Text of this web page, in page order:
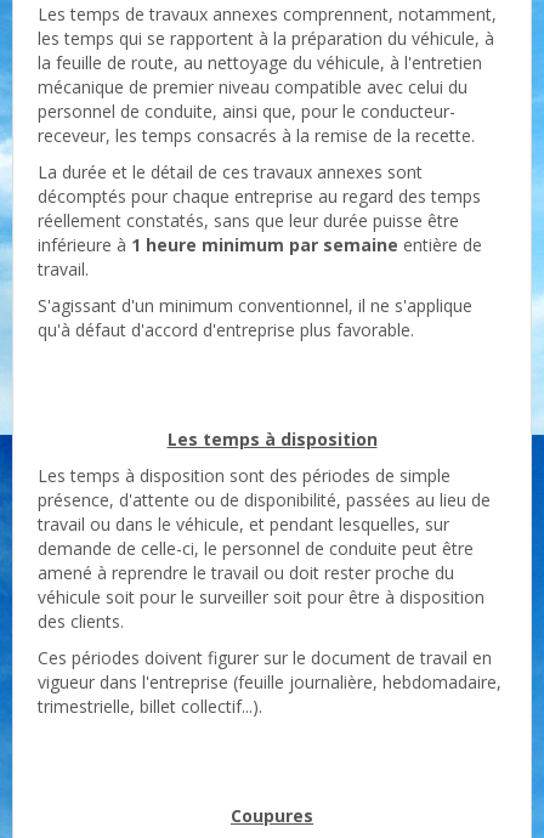
Les temps de travaux annexes comprennent, notamment,
les temps qui se rapportent à la préparation du véhicule, à
la feuille de route, au nettoyage du véhicule, à l'entretien
mécanique de premier niveau compatible avec celui du
personnel de conduite, ainsi que, pour le conducteur-
receveur, les temps consacrés à la remise de la recette.
La durée et le détail de ces travaux annexes sont
décomptés pour chaque entreprise au regard des temps
réellement constatés, sans que leur durée puisse être
inférieure à 1 heure minimum par semaine entière de
travail.
S'agissant d'un minimum conventionnel, il ne s'applique
qu'à défaut d'accord d'entreprise plus favorable.
Les temps à disposition
Les temps à disposition sont des périodes de simple
présence, d'attente ou de disponibilité, passées au lieu de
travail ou dans le véhicule, et pendant lesquelles, sur
demande de celle-ci, le personnel de conduite peut être
amené à reprendre le travail ou doit rester proche du
véhicule soit pour le surveiller soit pour être à disposition
des clients.
Ces périodes doivent figurer sur le document de travail en
vigueur dans l'entreprise (feuille journalière, hebdomadaire,
trimestrielle, billet collectif...).
Coupures